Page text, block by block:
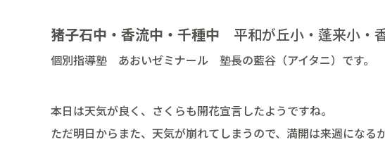
猪子石中・香流中・千種中 平和が丘小・蓬来小
個別指導塾 あおいゼミナール 塾長の藍谷（アイタニ）です。
本日は天気が良く、さくらも開花宣言したようですね。
ただ明日からまた、天気が崩れてしまうので、満開は来週になる